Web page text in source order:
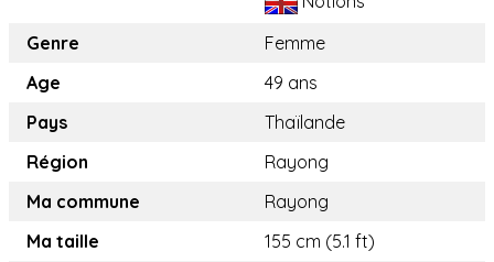
Genre
Femme
Age
49 ans
Pays
Thaïlande
Région
Rayong
Ma commune
Rayong
Ma taille
155 cm (5.1 ft)